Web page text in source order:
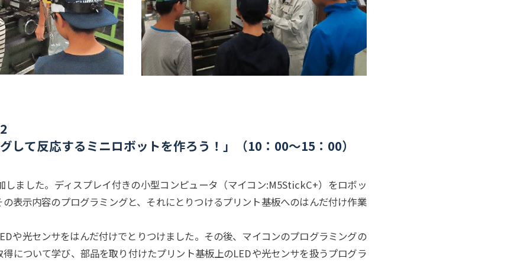
2
して反応する ミニロボットを作ろう ！ 」 （10： 00～15： 00）
ました。ディスプレイ付きの小型コンピュータ（マイコン:M5StickC+）をロボッ
表示内容のプログラミングと、それにとりつけるプリント基板へのはんだ付け作業
や光センサをはんだ付けでとりつけました。その後、マイコンのプログラミングの
について学び、部品を取り付けたプリント基板上のLEDや光センサを扱うプログラ